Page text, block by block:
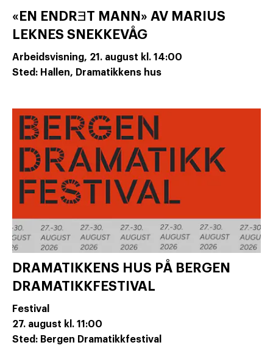
«EN ENDRƎT MANN» AV MARIUS
LEKNES SNEKKEVÅG
Arbeidsvisning, 21. august kl. 14:00
Sted: Hallen, Dramatikkens hus
DRAMATIKKENS HUS PÅ BERGEN
DRAMATIKKFESTIVAL
Festival
27. august kl. 11:00
Sted: Bergen Dramatikkfestival